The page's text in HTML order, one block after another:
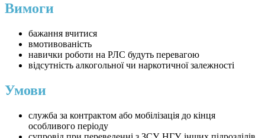
Вимоги
бажання вчитися
вмотивованість
навички роботи на РЛС будуть перевагою
відсутність алкогольної чи наркотичної залежності
Умови
служба за контрактом або мобілізація до кінця
особливого періоду